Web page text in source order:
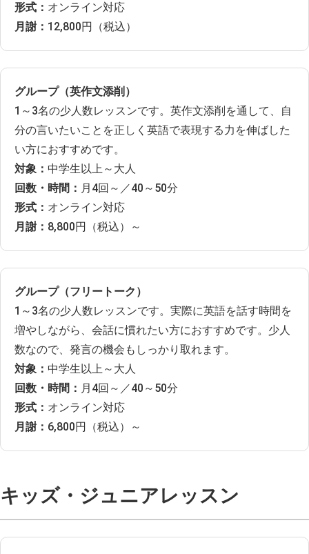
形式： オンライン対応
月謝： 12,800円（税込）
グループ（英作文添削）
1～3名の少人数レッスンです。英作文添削を通して、自
分の言いたいことを正しく英語で表現する力を伸ばした
い方におすすめです。
対象： 中学生以上～大人
回数・時間： 月4回～／40～50分
形式： オンライン対応
月謝： 8,800円（税込）～
グループ（フリートーク）
1～3名の少人数レッスンです。実際に英語を話す時間を
増やしながら、会話に慣れたい方におすすめです。少人
数なので、発言の機会もしっかり取れます。
対象： 中学生以上～大人
回数・時間： 月4回～／40～50分
形式： オンライン対応
月謝： 6,800円（税込）～
キッズ・ジュニアレッスン